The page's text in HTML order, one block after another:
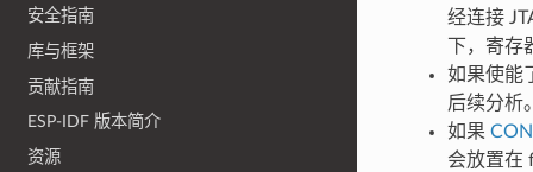
安全指南
库与框架
贡献指南
ESP-IDF 版本简介
资源
经连接
下，寄
如果使能
后续分析
如果
会放置在